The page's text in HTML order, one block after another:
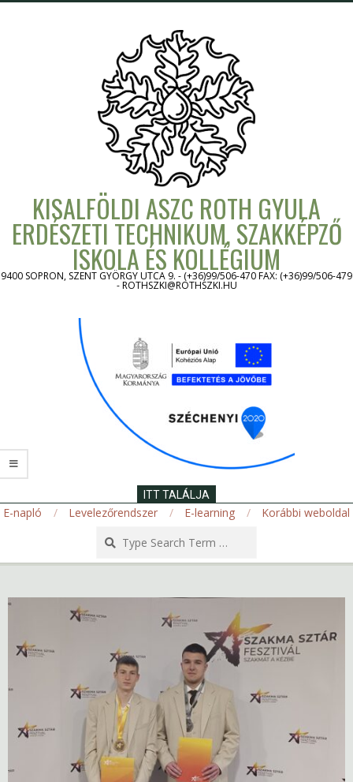
KISALFÖLDI ASZC ROTH GYULA
ERDÉSZETI TECHNIKUM, SZAKKÉPZŐ
ISKOLA ÉS KOLLÉGIUM
9400 SOPRON, SZENT GYÖRGY UTCA 9. - (+36)99/506-470 FAX: (+36)99/506-479
- ROTHSZKI@ROTHSZKI.HU
ITT TALÁLJA
E-napló Levelezőrendszer E-learning
Korábbi weboldal
Menu